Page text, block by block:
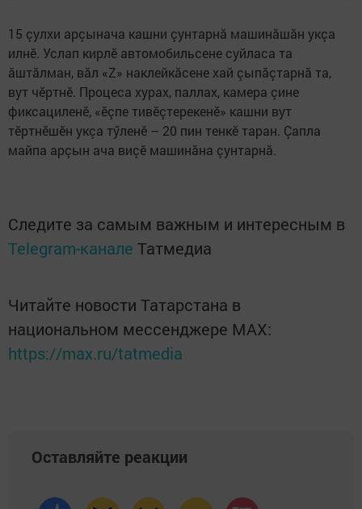
15 çулхи арçынача кашни çунтарнă машинăшăн укçа
илнӗ. Услап кирлӗ автомобильсене суйласа та
ăштăлман, вăл «Z» наклейкăсене хай çыпăçтарнă та,
вут чӗртнӗ. Процеса хурах, паллах, камера çине
фиксациленӗ, «ӗçпе тивӗçтерекенӗ» кашни вут
тӗртнӗшӗн укçа тӳленӗ – 20 пин тенкӗ таран. Çапла
майпа арçын ача виçӗ машинăна çунтарнă.
Следите за самым важным и интересным в
Telegram-канале Татмедиа
Читайте новости Татарстана в
национальном мессенджере MАХ:
https://max.ru/tatmedia
Оставляйте реакции